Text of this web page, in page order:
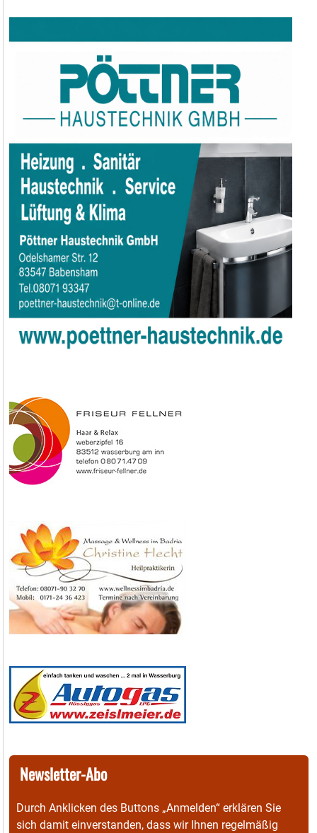
Newsletter-Abo
Durch Anklicken des Buttons „Anmelden“ erklären Sie
sich damit einverstanden, dass wir Ihnen regelmäßig